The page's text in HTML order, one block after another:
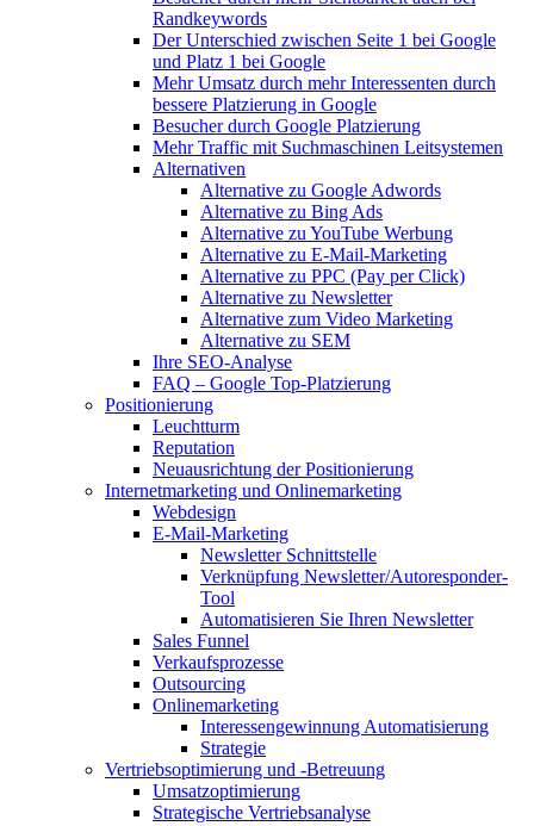
Randkeywords
Der Unterschied zwischen Seite 1 bei Google
und Platz 1 bei Google
Mehr Umsatz durch mehr Interessenten durch
bessere Platzierung in Google
Besucher durch Google Platzierung
Mehr Traffic mit Suchmaschinen Leitsystemen
Alternativen
Alternative zu Google Adwords
Alternative zu Bing Ads
Alternative zu YouTube Werbung
Alternative zu E-Mail-Marketing
Alternative zu PPC (Pay per Click)
Alternative zu Newsletter
Alternative zum Video Marketing
Alternative zu SEM
Ihre SEO-Analyse
FAQ – Google Top-Platzierung
Positionierung
Leuchtturm
Reputation
Neuausrichtung der Positionierung
Internetmarketing und Onlinemarketing
Webdesign
E-Mail-Marketing
Newsletter Schnittstelle
Verknüpfung Newsletter/Autoresponder-
Tool
Automatisieren Sie Ihren Newsletter
Sales Funnel
Verkaufsprozesse
Outsourcing
Onlinemarketing
Interessengewinnung Automatisierung
Strategie
Vertriebsoptimierung und -Betreuung
Umsatzoptimierung
Strategische Vertriebsanalyse